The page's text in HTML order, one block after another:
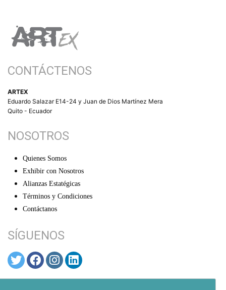
CONTÁCTENOS
ARTEX
Eduardo Salazar E14-24 y Juan de Dios Martínez Mera
Quito - Ecuador
NOSOTROS
Quienes Somos
Exhibir con Nosotros
Alianzas Estatégicas
Términos y Condiciones
Contáctanos
SÍGUENOS